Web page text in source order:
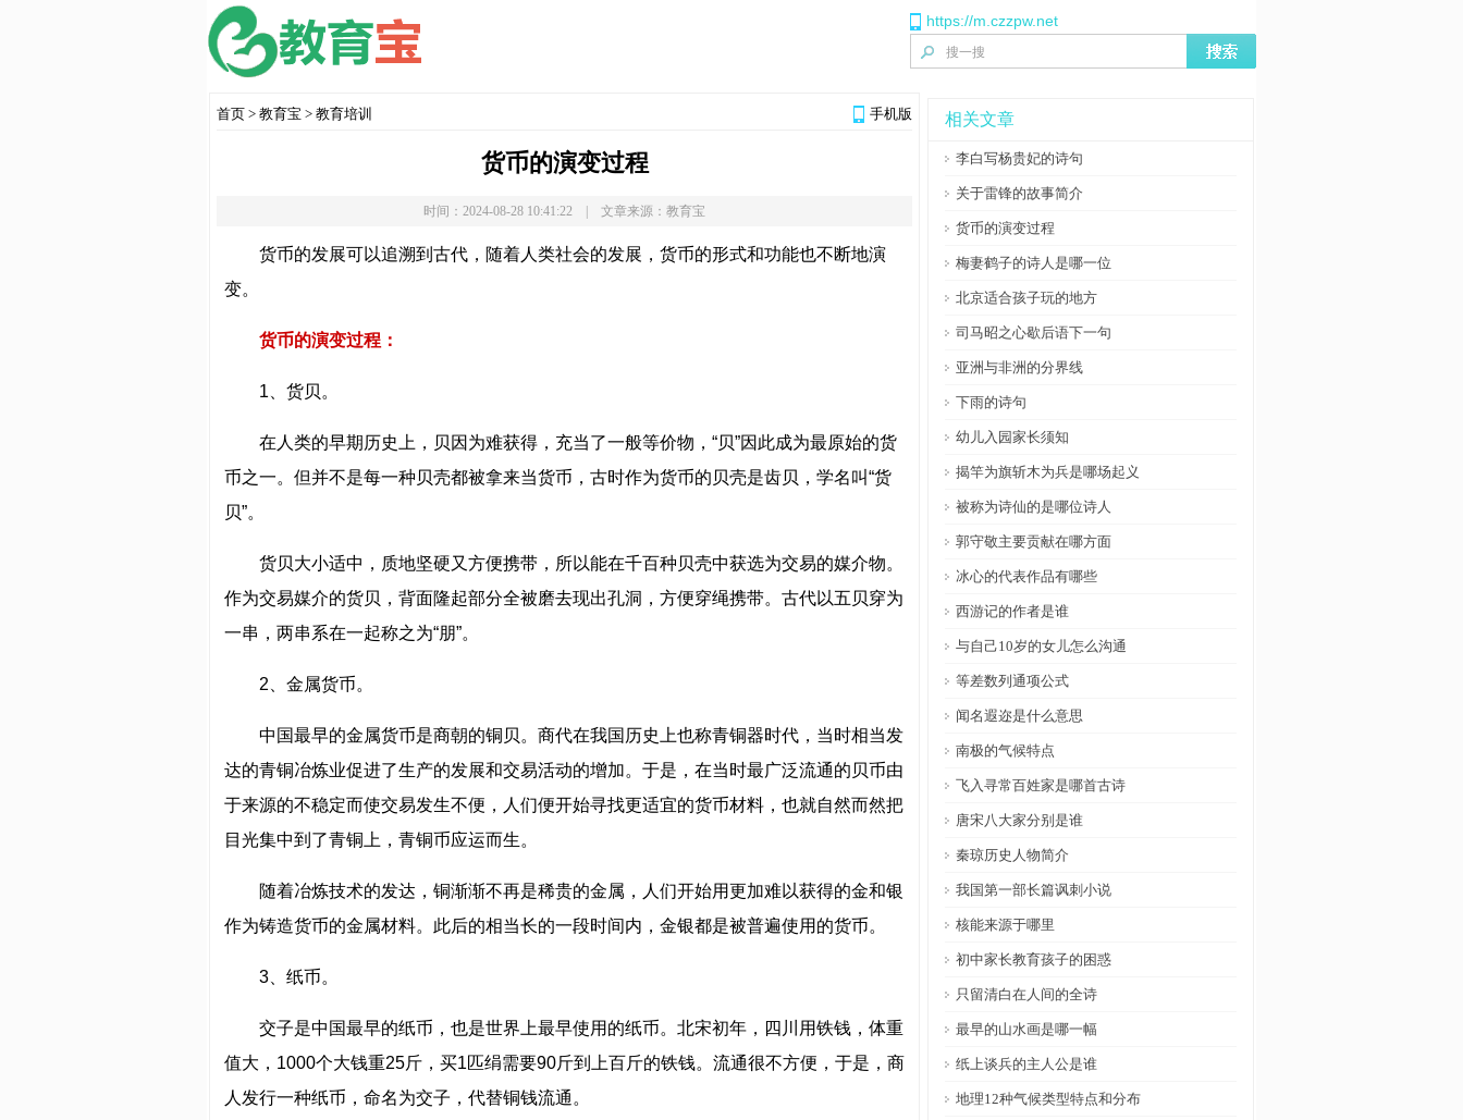
https://m.czzpw.net
手机版
首页 > 教育宝 > 教育培训
货币的演变过程
时间：2024-08-28 10:41:22 | 文章来源：教育宝
货币的发展可以追溯到古代，随着人类社会的发展，货币的形式和功能也不断地演
变。
货币的演变过程：
1、货贝。
在人类的早期历史上，贝因为难获得，充当了一般等价物，“贝”因此成为最原始的货
币之一。但并不是每一种贝壳都被拿来当货币，古时作为货币的贝壳是齿贝，学名叫“货
贝”。
货贝大小适中，质地坚硬又方便携带，所以能在千百种贝壳中获选为交易的媒介物。
作为交易媒介的货贝，背面隆起部分全被磨去现出孔洞，方便穿绳携带。古代以五贝穿为
一串，两串系在一起称之为“朋”。
2、金属货币。
中国最早的金属货币是商朝的铜贝。商代在我国历史上也称青铜器时代，当时相当发
达的青铜冶炼业促进了生产的发展和交易活动的增加。于是，在当时最广泛流通的贝币由
于来源的不稳定而使交易发生不便，人们便开始寻找更适宜的货币材料，也就自然而然把
目光集中到了青铜上，青铜币应运而生。
随着冶炼技术的发达，铜渐渐不再是稀贵的金属，人们开始用更加难以获得的金和银
作为铸造货币的金属材料。此后的相当长的一段时间内，金银都是被普遍使用的货币。
3、纸币。
交子是中国最早的纸币，也是世界上最早使用的纸币。北宋初年，四川用铁钱，体重
值大，1000个大钱重25斤，买1匹绢需要90斤到上百斤的铁钱。流通很不方便，于是，商
人发行一种纸币，命名为交子，代替铜钱流通。
相关文章
李白写杨贵妃的诗句
关于雷锋的故事简介
货币的演变过程
梅妻鹤子的诗人是哪一位
北京适合孩子玩的地方
司马昭之心歇后语下一句
亚洲与非洲的分界线
下雨的诗句
幼儿入园家长须知
揭竿为旗斩木为兵是哪场起义
被称为诗仙的是哪位诗人
郭守敬主要贡献在哪方面
冰心的代表作品有哪些
西游记的作者是谁
与自己10岁的女儿怎么沟通
等差数列通项公式
闻名遐迩是什么意思
南极的气候特点
飞入寻常百姓家是哪首古诗
唐宋八大家分别是谁
秦琼历史人物简介
我国第一部长篇讽刺小说
核能来源于哪里
初中家长教育孩子的困惑
只留清白在人间的全诗
最早的山水画是哪一幅
纸上谈兵的主人公是谁
地理12种气候类型特点和分布